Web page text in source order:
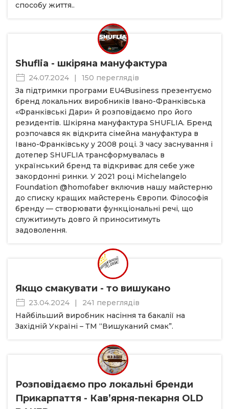
способу життя..
Shuflia - шкіряна мануфактура
24.07.2024 |
150 переглядів
За підтримки програми EU4Business презентуємо
бренд локальних виробників Івано-Франківська
«Франківські Дари» й розповідаємо про його
резидентів. Шкіряна мануфактура SHUFLIA. Бренд
розпочався як відкрита сімейна мануфактура в
Івано-Франківську у 2008 році. З часу заснування і
дотепер SHUFLIA трансформувалась в
український бренд та відкриває для себе уже
закордонні ринки. У 2021 році Michelangelo
Foundation @homofaber включив нашу майстерню
до списку кращих майстерень Європи. Філософія
бренду — створювати функціональні речі, що
служитимуть довго й приноситимуть
задоволення.
Якщо смакувати - то вишукано
23.04.2024 |
241 переглядів
Найбільший виробник насіння та бакалії на
Західній Україні – ТМ “Вишуканий смак”.
Розповідаємо про локальні бренди
Прикарпаття - Кав’ярня-пекарня OLD